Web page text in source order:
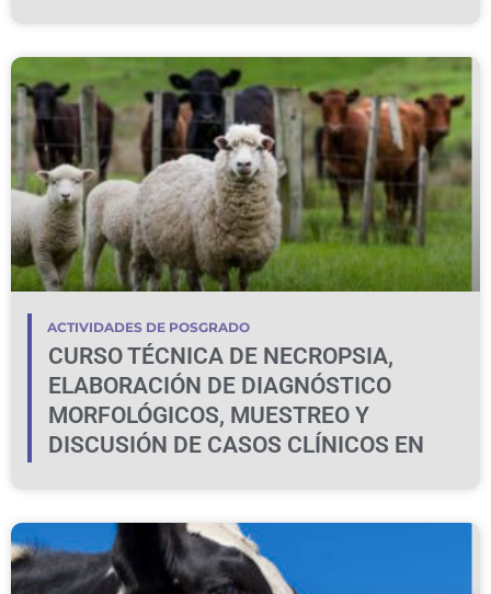
ACTIVIDADES DE POSGRADO
CURSO TÉCNICA DE NECROPSIA,
ELABORACIÓN DE DIAGNÓSTICO
MORFOLÓGICOS, MUESTREO Y
DISCUSIÓN DE CASOS CLÍNICOS EN